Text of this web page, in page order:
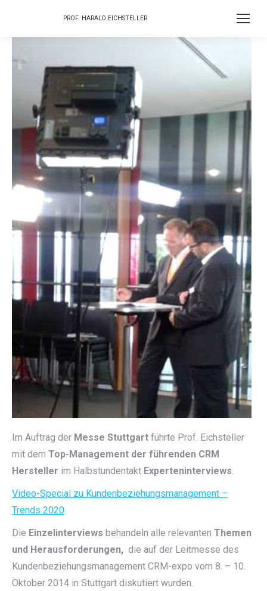
PROF. HARALD EICHSTELLER
Im Auftrag der Messe Stuttgart führte Prof. Eichsteller
mit dem Top-Management der führenden CRM
Hersteller im Halbstundentakt Experteninterviews.
Video-Special zu Kundenbeziehungsmanagement –
Trends 2020
Die Einzelinterviews behandeln alle relevanten Themen
und Herausforderungen, die auf der Leitmesse des
Kundenbeziehungsmanagement CRM-expo vom 8. – 10.
Oktober 2014 in Stuttgart diskutiert wurden.